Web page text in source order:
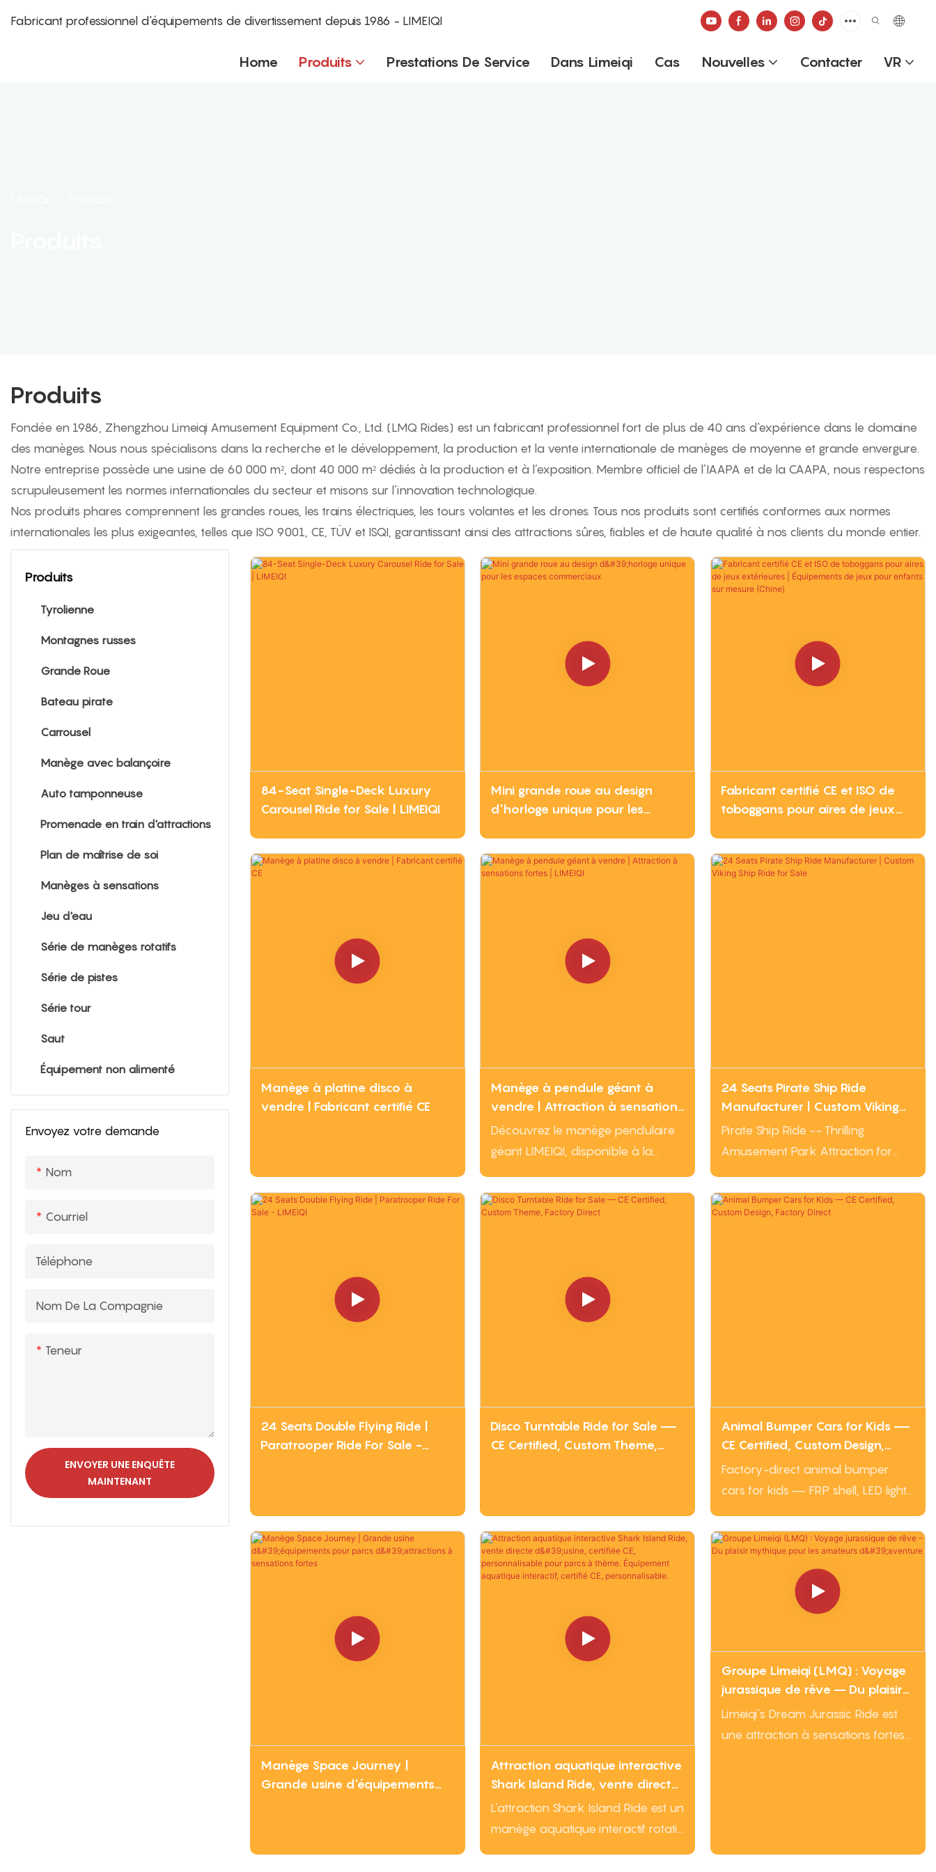
Fabricant professionnel d'équipements de divertissement depuis 1986 - LIMEIQI
Home Produits Prestations De Service Dans Limeiqi Cas Nouvelles Contacter VR
Produits
Fondée en 1986, Zhengzhou Limeiqi Amusement Equipment Co., Ltd. (LMQ Rides) est un fabricant professionnel fort de plus de 40 ans d'expérience dans le domaine
des manèges. Nous nous spécialisons dans la recherche et le développement, la production et la vente internationale de manèges de moyenne et grande envergure.
Notre entreprise possède une usine de 60 000 m², dont 40 000 m² dédiés à la production et à l’exposition. Membre officiel de l’IAAPA et de la CAAPA, nous respectons
scrupuleusement les normes internationales du secteur et misons sur l’innovation technologique.
Nos produits phares comprennent les grandes roues, les trains électriques, les tours volantes et les drones. Tous nos produits sont certifiés conformes aux normes
internationales les plus exigeantes, telles que ISO 9001, CE, TÜV et ISQI, garantissant ainsi des attractions sûres, fiables et de haute qualité à nos clients du monde entier.
Produits
Tyrolienne
Montagnes russes
Grande Roue
Bateau pirate
Carrousel
Manège avec balançoire
Auto tamponneuse
Promenade en train d'attractions
Plan de maîtrise de soi
Manèges à sensations
Jeu d'eau
Série de manèges rotatifs
Série de pistes
Série tour
Saut
Équipement non alimenté
Envoyez votre demande
Nom
Courriel
Téléphone
Nom De La Compagnie
Teneur
ENVOYER UNE ENQUÊTE
MAINTENANT
84-Seat Single-Deck Luxury
Carousel Ride for Sale | LIMEIQI
Mini grande roue au design
d'horloge unique pour les
Fabricant certifié CE et ISO de
toboggans pour aires de jeux
(Chine)
Manège à platine disco à
vendre | Fabricant certifié CE
Manège à pendule géant à
vendre | Attraction à sensations
fortes | LIMEIQI
Découvrez le manège pendulaire
géant LIMEIQI, disponible à la
oscillation de 15 à 30 m, certifié
ISO 9001, puissance de 11 kW. Prix
24 Seats Pirate Ship Ride
Manufacturer | Custom Viking
Ship Ride for Sale
Pirate Ship Ride -- Thrilling
Amusement Park Attraction for
high-capacity 24 Seats Pirate Ship
Ride -- a pendulum-type thrill ride
24 Seats Double Flying Ride |
Paratrooper Ride For Sale -
Disco Turntable Ride for Sale —
CE Certified, Custom Theme,
Animal Bumper Cars for Kids —
CE Certified, Custom Design,
Factory Direct
Factory-direct animal bumper
cars for kids — FRP shell, LED lights,
color available. Wholesale price,
MOQ 1 unit. Get quote in 24h.
Manège Space Journey |
Grande usine d'équipements
Attraction aquatique interactive
Shark Island Ride, vente directe
d'usine, certifiée CE,
personnalisable pour parcs à
thème. Équipement aquatique
interactif, certifié CE,
L'attraction Shark Island Ride est un
manège aquatique interactif rotatif
Groupe Limeiqi (LMQ) : Voyage
jurassique de rêve – Du plaisir
mythique pour les amateurs
d'aventure
Limeiqi's Dream Jurassic Ride est
une attraction à sensations fortes